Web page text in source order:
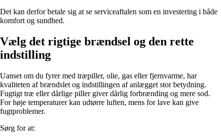
Det kan derfor betale sig at se serviceaftalen som en investering i både
komfort og sundhed.
Vælg det rigtige brændsel og den rette
indstilling
Uanset om du fyrer med træpiller, olie, gas eller fjernvarme, har
kvaliteten af brændslet og indstillingen af anlægget stor betydning.
Fugtigt træ eller dårlige piller giver dårlig forbrænding og mere sod.
For høje temperaturer kan udtørre luften, mens for lave kan give
fugtproblemer.
Sørg for at: